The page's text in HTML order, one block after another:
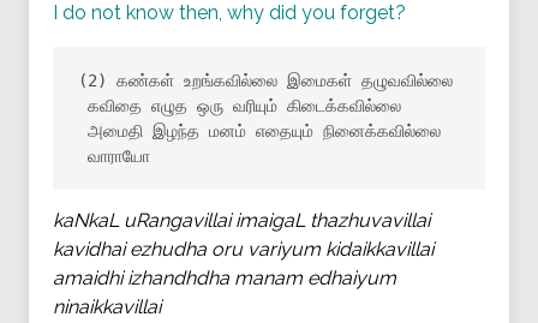
I do not know then, why did you forget?
(2) கண்கள் உறங்கவில்லை இமைகள் தழுவவில்லை
வாராயோ
kaNkaL uRangavillai imaigaL thazhuvavillai
kavidhai ezhudha oru variyum kidaikkavillai
amaidhi izhandhdha manam edhaiyum
ninaikkavillai